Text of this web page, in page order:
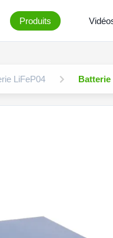
Produits
LiFeP04 Batterie